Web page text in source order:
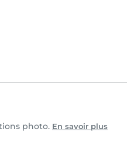
photo. En savoir plus